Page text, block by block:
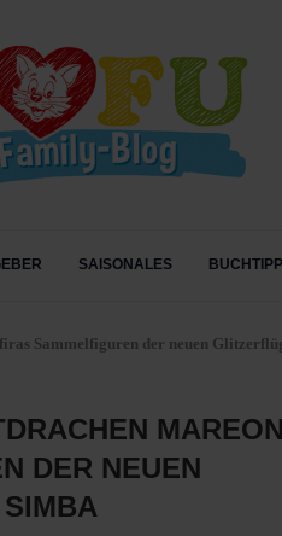
SAISONALES
Sammelfiguren der neuen
MAREON
DER NEUEN